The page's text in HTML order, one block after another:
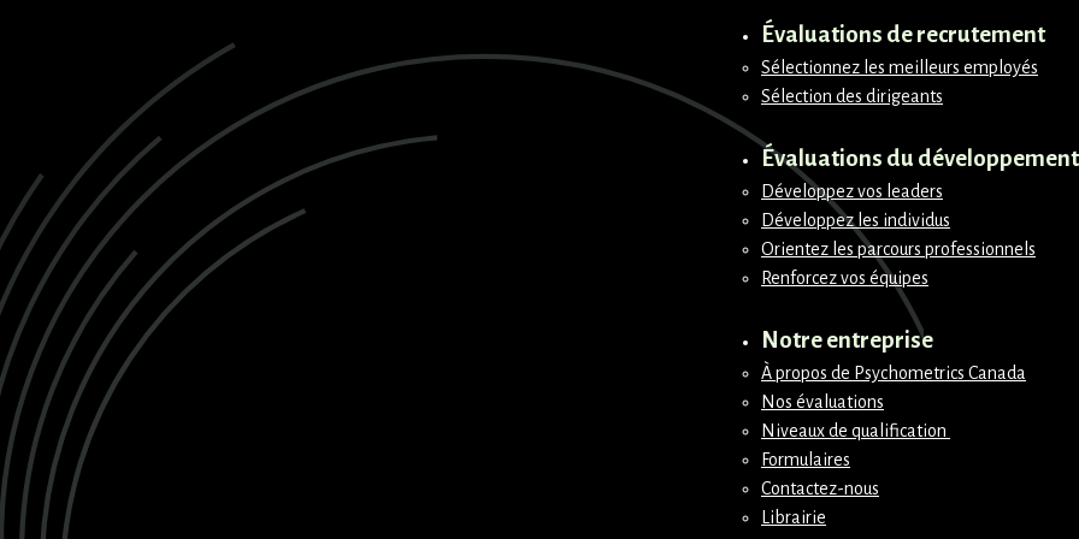
Évaluations de recrutement
Sélectionnez les meilleurs employés
Sélection des dirigeants
Évaluations du développement
Développez vos leaders
Développez les individus
Orientez les parcours professionnels
Renforcez vos équipes
Notre entreprise
À propos de Psychometrics Canada
Nos évaluations
Niveaux de qualification
Formulaires
Contactez-nous
Librairie